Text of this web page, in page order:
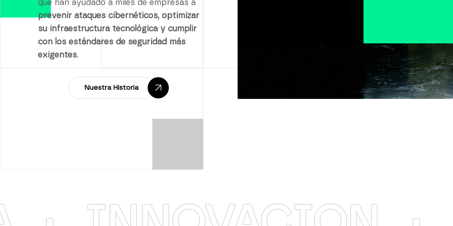
que han ayudado a miles de empresas a
prevenir ataques cibernéticos, optimizar
su infraestructura tecnológica y cumplir
con los estándares de seguridad más
exigentes.
Nuestra Historia